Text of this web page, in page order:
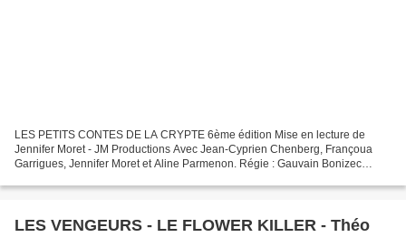
LES PETITS CONTES DE LA CRYPTE 6ème édition Mise en lecture de
Jennifer Moret - JM Productions Avec Jean-Cyprien Chenberg, Françoua
Garrigues, Jennifer Moret et Aline Parmenon. Régie : Gauvain Bonizec
LES VENGEURS - LE FLOWER KILLER - Théo